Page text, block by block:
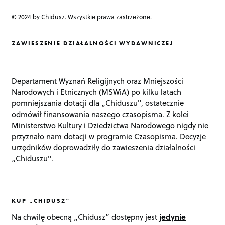
© 2024 by Chidusz. Wszystkie prawa zastrzeżone.
ZAWIESZENIE DZIAŁALNOŚCI WYDAWNICZEJ
Departament Wyznań Religijnych oraz Mniejszości
Narodowych i Etnicznych (MSWiA) po kilku latach
pomniejszania dotacji dla „Chiduszu", ostatecznie
odmówił finansowania naszego czasopisma. Z kolei
Ministerstwo Kultury i Dziedzictwa Narodowego nigdy nie
przyznało nam dotacji w programie Czasopisma. Decyzje
urzędników doprowadziły do zawieszenia działalności
„Chiduszu".
KUP „CHIDUSZ”
Na chwilę obecną „Chidusz” dostępny jest jedynie